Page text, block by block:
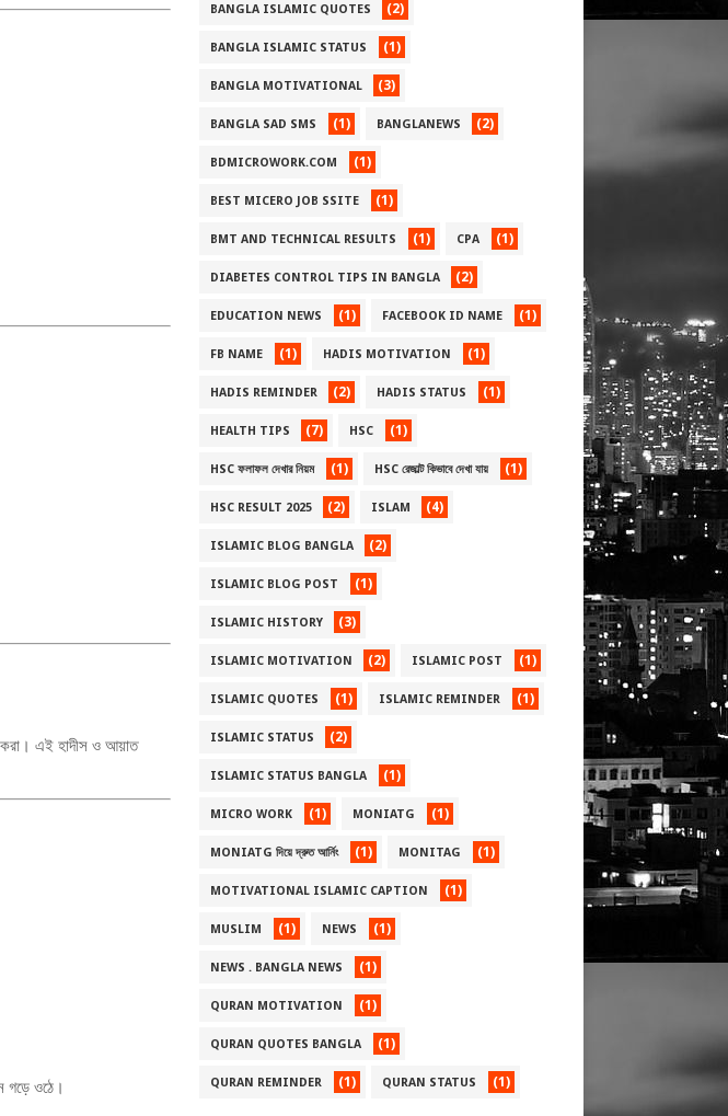
করা। এই হাদীস ও আয়াত
গড়ে ওঠে।
BANGLA ISLAMIC QUOTES (2)
BANGLA ISLAMIC STATUS (1)
BANGLA MOTIVATIONAL (3)
BANGLA SAD SMS (1) BANGLANEWS (2)
BDMICROWORK.COM (1)
BEST MICERO JOB SSITE (1)
BMT AND TECHNICAL RESULTS (1) CPA (1)
DIABETES CONTROL TIPS IN BANGLA (2)
EDUCATION NEWS (1) FACEBOOK ID NAME (1)
FB NAME (1) HADIS MOTIVATION (1)
HADIS REMINDER (2) HADIS STATUS (1)
HEALTH TIPS (7) HSC (1)
HSC ফলাফল দেখার নিয়ম (1) HSC রেজাল্ট কিভাবে দেখা যায় (1)
HSC RESULT 2025 (2) ISLAM (4)
ISLAMIC BLOG BANGLA (2)
ISLAMIC BLOG POST (1)
ISLAMIC HISTORY (3)
ISLAMIC MOTIVATION (2) ISLAMIC POST (1)
ISLAMIC QUOTES (1) ISLAMIC REMINDER (1)
ISLAMIC STATUS (2)
ISLAMIC STATUS BANGLA (1)
MICRO WORK (1) MONIATG (1)
MONIATG দিয়ে দ্রুত আর্নিং (1) MONITAG (1)
MOTIVATIONAL ISLAMIC CAPTION (1)
MUSLIM (1) NEWS (1)
NEWS . BANGLA NEWS (1)
QURAN MOTIVATION (1)
QURAN QUOTES BANGLA (1)
QURAN REMINDER (1) QURAN STATUS (1)